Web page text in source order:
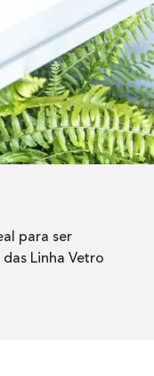
para ser
Linha Vetro